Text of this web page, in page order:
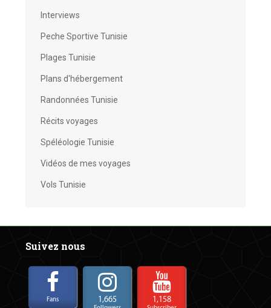
Interviews
Peche Sportive Tunisie
Plages Tunisie
Plans d'hébergement
Randonnées Tunisie
Récits voyages
Spéléologie Tunisie
Vidéos de mes voyages
Vols Tunisie
Suivez nous
Fans 1,665 1,158